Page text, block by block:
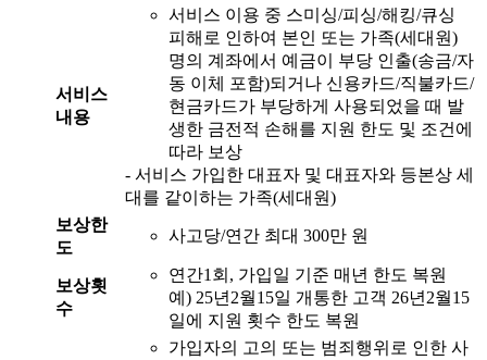
서비스
내용
서비스 이용 중 스미싱/피싱/해킹/큐싱
피해로 인하여 본인 또는 가족(세대원)
명의 계좌에서 예금이 부당 인출(송금/자
동 이체 포함)되거나 신용카드/직불카드/
현금카드가 부당하게 사용되었을 때 발
생한 금전적 손해를 지원 한도 및 조건에
따라 보상
- 서비스 가입한 대표자 및 대표자와 등본상 세
대를 같이하는 가족(세대원)
보상한
도
사고당/연간 최대 300만 원
보상횟
수
연간1회, 가입일 기준 매년 한도 복원
예) 25년2월15일 개통한 고객 26년2월15
일에 지원 횟수 한도 복원
가입자의 고의 또는 범죄행위로 인한 사